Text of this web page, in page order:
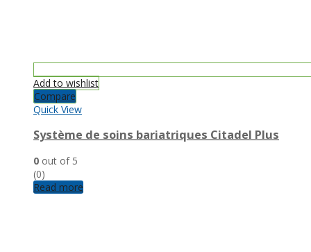
Add to wishlist
Compare
Quick View
Système de soins bariatriques Citadel Plus
0 out of 5
(0)
Read more